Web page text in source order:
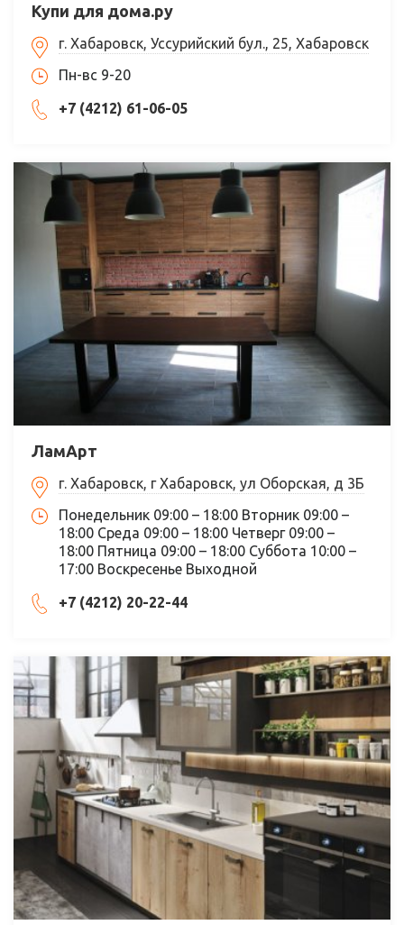
Купи для дома.ру
г. Хабаровск, Уссурийский бул., 25, Хабаровск
Пн-вс 9-20
+7 (4212) 61-06-05
ЛамАрт
г. Хабаровск, г Хабаровск, ул Оборская, д 3Б
Понедельник 09:00 – 18:00 Вторник 09:00 –
18:00 Среда 09:00 – 18:00 Четверг 09:00 –
18:00 Пятница 09:00 – 18:00 Суббота 10:00 –
17:00 Воскресенье Выходной
+7 (4212) 20-22-44